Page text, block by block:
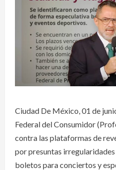
Ciudad De México, 01 de
Federal del Consumidor
contra las plataformas de
por presuntas
boletos para conciertos y